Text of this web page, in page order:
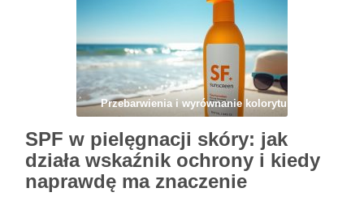
Przebarwienia i wyrównanie kolorytu
SPF w pielęgnacji skóry: jak
działa wskaźnik ochrony i kiedy
naprawdę ma znaczenie